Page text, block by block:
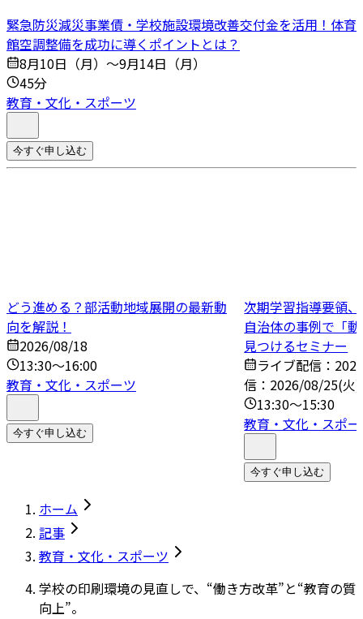
緊急防災減災事業債・学校施設環境改善交付金を活用！体育
館空調整備を成功に導くポイントとは？
8月10日（月）～9月14日（月）
45分
教育・文化・スポーツ
今すぐ申し込む
どう進める？部活動地域展開の最新動
向を解説！
2026/08/18
13:30～16:00
教育・文化・スポーツ
今すぐ申し込む
次期学習指導要領
自治体の事例で「
見つけるセミナー
ライブ配信：
信：2026/08/25(火)
13:30～15:30
教育・文化・スポ
今すぐ申し込む
ホーム
記事
教育・文化・スポーツ
学校の印刷環境の見直しで、“働き方改革”と“教育の質
向上”。